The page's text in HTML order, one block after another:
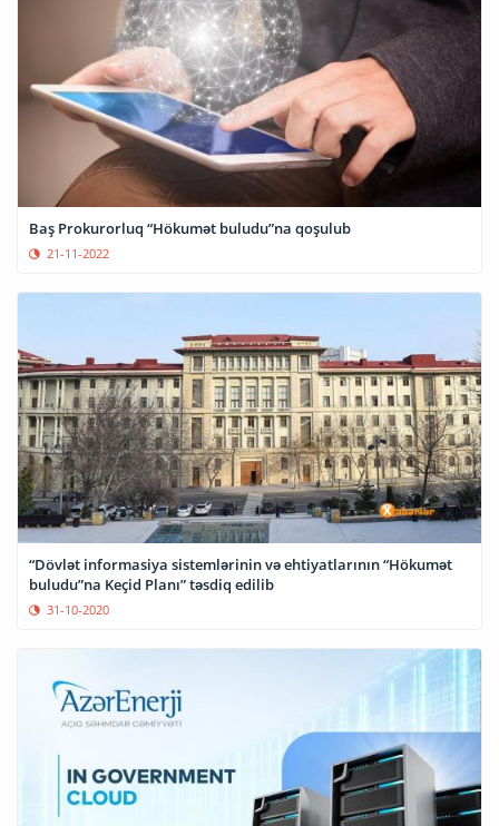
Baş Prokurorluq “Hökumət buludu”na qoşulub
21-11-2022
“Dövlət informasiya sistemlərinin və ehtiyatlarının “Hökumət
buludu”na Keçid Planı” təsdiq edilib
31-10-2020